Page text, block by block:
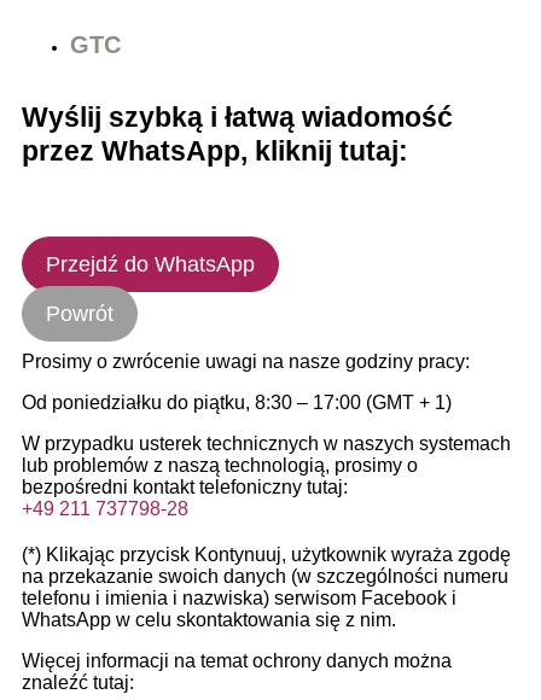
GTC
Wyślij szybką i łatwą wiadomość
przez WhatsApp, kliknij tutaj:
Przejdź do WhatsApp
Powrót
Prosimy o zwrócenie uwagi na nasze godziny pracy:
Od poniedziałku do piątku, 8:30 – 17:00 (GMT + 1)
W przypadku usterek technicznych w naszych systemach
lub problemów z naszą technologią, prosimy o
bezpośredni kontakt telefoniczny tutaj:
+49 211 737798-28
(*) Klikając przycisk Kontynuuj, użytkownik wyraża zgodę
na przekazanie swoich danych (w szczególności numeru
telefonu i imienia i nazwiska) serwisom Facebook i
WhatsApp w celu skontaktowania się z nim.
Więcej informacji na temat ochrony danych można
znaleźć tutaj: